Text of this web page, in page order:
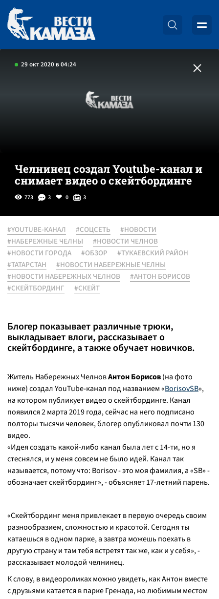
29 окт 2020 в 04:24
Челнинец создал Youtube-канал и
снимает видео о скейтбординге
773 3 0 3
#YOUTUBE-КАНАЛ #СОЦСЕТЬ
#НОВОСТИ
#НАБЕРЕЖНЫЕ ЧЕЛНЫ
#НОВОСТИ ЧЕЛНОВ
#НОВОСТИ ГОРОДА
#ОБЗОР
#ТУКАЕВСКИЙ РАЙОН
#ТАТАРСТАН
#НОВОСТИ НАБЕРЕЖНЫЕ ЧЕЛНЫ
#НОВОСТИ НАБЕРЕЖНЫХ ЧЕЛНОВ
#АНТОН БОРИСОВ
#СКЕЙТБОРДИНГ
#СКЕЙТ
Блогер показывает различные трюки,
выкладывает влоги, рассказывает о
скейтбординге, а также обучает новичков.
Житель Набережных ЧелновАнтон Борисов(на фото
ниже) создал YouTube-канал под названием «BorisovSB»,
на котором публикует видео о скейтбординге. Канал
появился 2 марта 2019 года, сейчас на него подписано
полторы тысячи человек, блогер опубликовал почти 130
видео.
«Идея создать какой-либо канал была лет с 14-ти, но я
стеснялся, и у меня совсем не было идей. Канал так
называется, потому что: Borisov - это моя фамилия, а «SB» -
обозначает скейтбординг», - объясняет 17-летний парень.
«Скейтбординг меня привлекает в первую очередь своим
разнообразием, сложностью и красотой. Сегодня ты
катаешься в одном парке, а завтра можешь поехать в
другую страну и там тебя встретят так же, как и у себя», -
рассказывает молодой челнинец.
К слову, в видеороликах можно увидеть, как Антон вместе
с друзьями катается в парке Гренада, но любимым местом